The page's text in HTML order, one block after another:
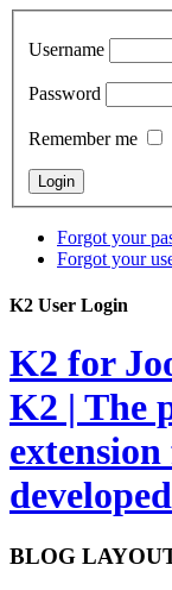
Username
Password
Remember me
Forgot your
Forgot your
K2 User Login
K2 for
K2 | The
BLOG